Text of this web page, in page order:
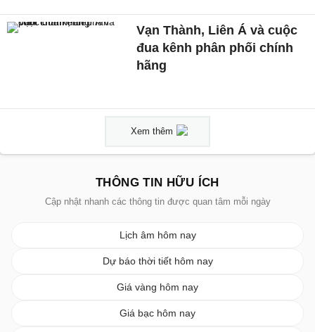
Vạn Thành, Liên Á và cuộc
đua kênh phân phối chính
hãng
Xem thêm
THÔNG TIN HỮU ÍCH
Cập nhật nhanh các thông tin được quan tâm mỗi ngày
Lịch âm hôm nay
Dự báo thời tiết hôm nay
Giá vàng hôm nay
Giá bạc hôm nay